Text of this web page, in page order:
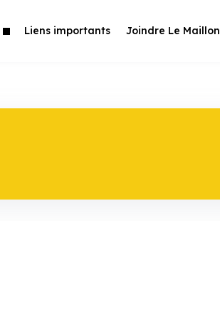
Liens importants Joindre Le Maillon